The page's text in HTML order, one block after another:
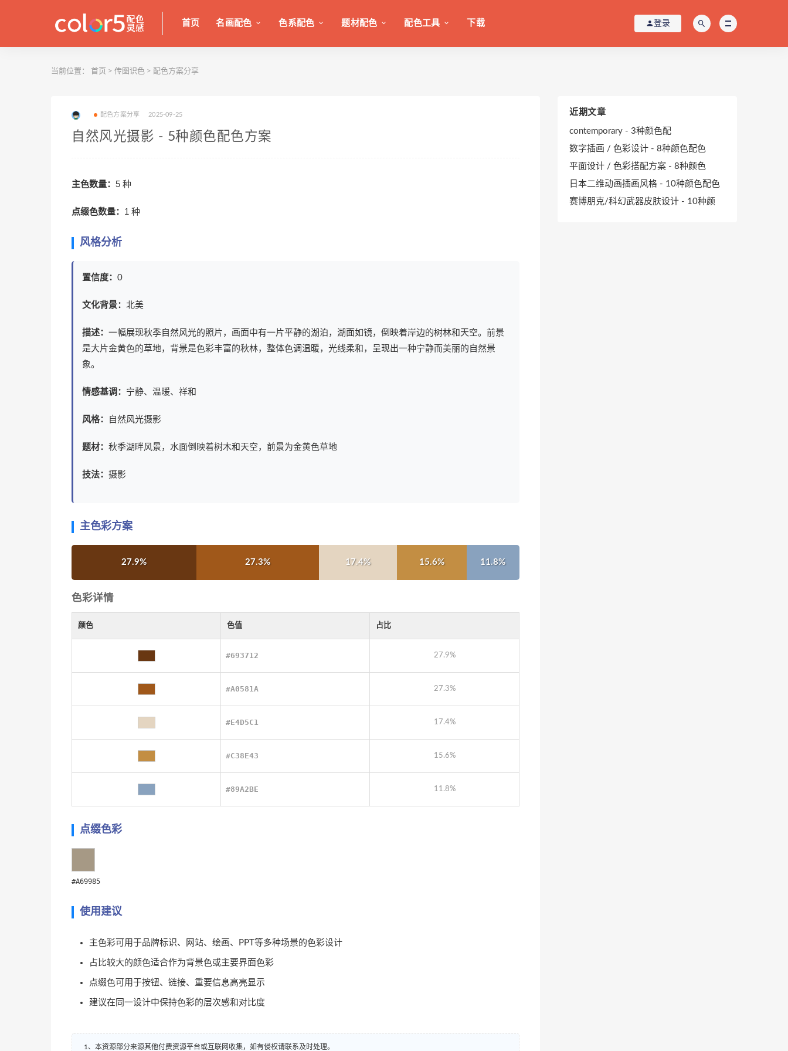
首页 名画配色 色系配色 题材配色 配色工具 下载 登录
当前位置： 首页 > 传图识色 > 配色方案分享
配色方案分享 2025-09-25
自然风光摄影 - 5种颜色配色方案
主色数量： 5 种
点缀色数量： 1 种
风格分析
置信度： 0
文化背景： 北美
描述： 一幅展现秋季自然风光的照片，画面中有一片平静的湖泊，湖面如镜，倒映着岸边的树林和天空。前景
是大片金黄色的草地，背景是色彩丰富的秋林，整体色调温暖，光线柔和，呈现出一种宁静而美丽的自然景
象。
情感基调： 宁静、温暖、祥和
风格： 自然风光摄影
题材： 秋季湖畔风景，水面倒映着树木和天空，前景为金黄色草地
技法： 摄影
主色彩方案
27.9% 27.3% 17.4% 15.6% 11.8%
色彩详情
颜色 色值 占比
#693712 27.9%
#A0581A 27.3%
#E4D5C1 17.4%
#C38E43 15.6%
#89A2BE 11.8%
点缀色彩
#A69985
使用建议
主色彩可用于品牌标识、网站、绘画、PPT等多种场景的色彩设计
占比较大的颜色适合作为背景色或主要界面色彩
点缀色可用于按钮、链接、重要信息高亮显示
建议在同一设计中保持色彩的层次感和对比度
1、本资源部分来源其他付费资源平台或互联网收集，如有侵权请联系及时处理。
近期文章
contemporary - 3种颜色配
数字插画 / 色彩设计 - 8种颜色配色
平面设计 / 色彩搭配方案 - 8种颜色
日本二维动画插画风格 - 10种颜色配色
赛博朋克/科幻武器皮肤设计 - 10种颜